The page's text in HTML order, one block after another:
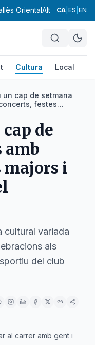
OrientalAlt CampAlt
CA ES EN
Cultura Local
un cap de setmana
festes
de
amb
majors i
cultural variada
als
del club
al carrer amb gent i